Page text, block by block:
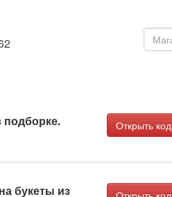
подборке. Открыть код
букеты из